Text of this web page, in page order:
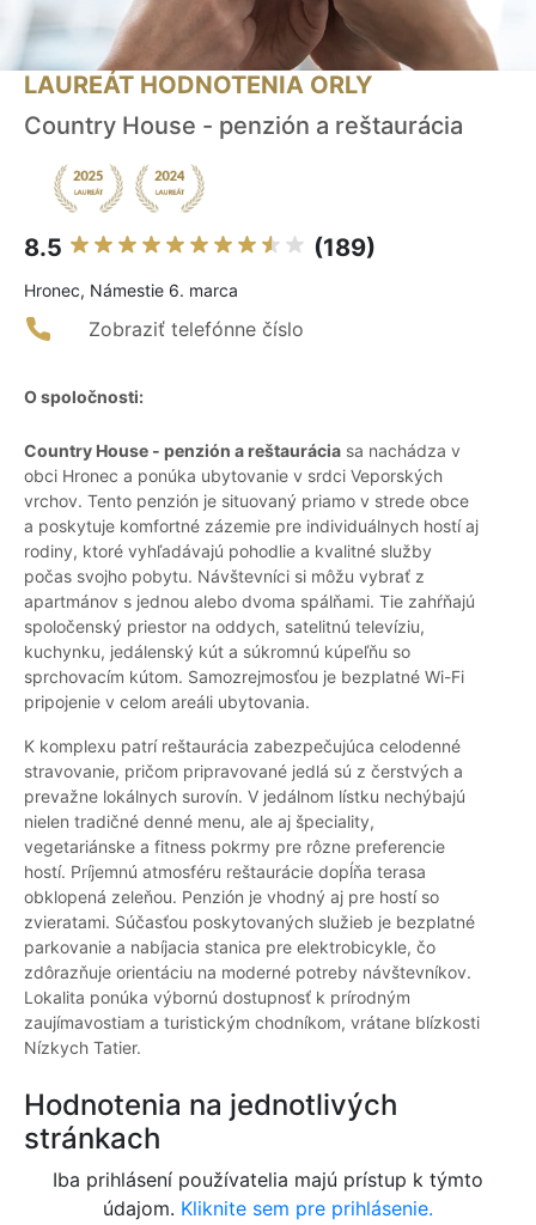
LAUREÁT HODNOTENIA ORLY
Country House - penzión a reštaurácia
8.5 (189)
Hronec, Námestie 6. marca
Zobraziť telefónne číslo
O spoločnosti:
Country House - penzión a reštaurácia sa nachádza v
obci Hronec a ponúka ubytovanie v srdci Veporských
vrchov. Tento penzión je situovaný priamo v strede obce
a poskytuje komfortné zázemie pre individuálnych hostí aj
rodiny, ktoré vyhľadávajú pohodlie a kvalitné služby
počas svojho pobytu. Návštevníci si môžu vybrať z
apartmánov s jednou alebo dvoma spálňami. Tie zahŕňajú
spoločenský priestor na oddych, satelitnú televíziu,
kuchynku, jedálenský kút a súkromnú kúpeľňu so
sprchovacím kútom. Samozrejmosťou je bezplatné Wi-Fi
pripojenie v celom areáli ubytovania.
K komplexu patrí reštaurácia zabezpečujúca celodenné
stravovanie, pričom pripravované jedlá sú z čerstvých a
prevažne lokálnych surovín. V jedálnom lístku nechýbajú
nielen tradičné denné menu, ale aj špeciality,
vegetariánske a fitness pokrmy pre rôzne preferencie
hostí. Príjemnú atmosféru reštaurácie dopĺňa terasa
obklopená zeleňou. Penzión je vhodný aj pre hostí so
zvieratami. Súčasťou poskytovaných služieb je bezplatné
parkovanie a nabíjacia stanica pre elektrobicykle, čo
zdôrazňuje orientáciu na moderné potreby návštevníkov.
Lokalita ponúka výbornú dostupnosť k prírodným
zaujímavostiam a turistickým chodníkom, vrátane blízkosti
Nízkych Tatier.
Hodnotenia na jednotlivých
stránkach
Iba prihlásení používatelia majú prístup k týmto
údajom. Kliknite sem pre prihlásenie.